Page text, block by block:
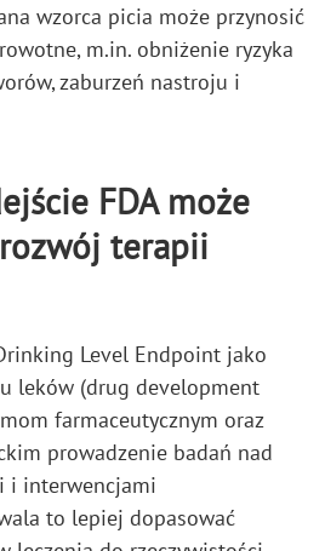
wzorca picia może przynosić
m.in. obniżenie ryzyka
zaburzeń nastroju i
FDA może
terapii
Level Endpoint jako
leków (drug development
farmaceutycznym oraz
prowadzenie badań nad
i interwencjami
to lepiej dopasować